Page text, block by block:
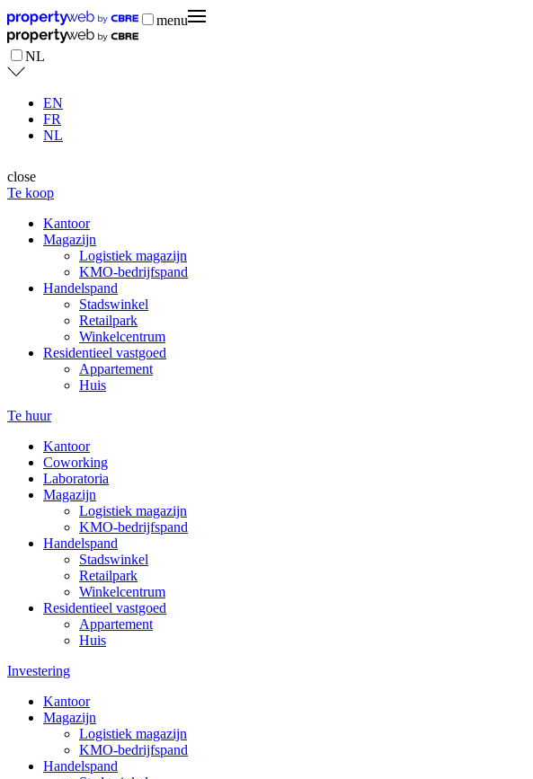
menu
NL
EN
FR
NL
close
Te koop
Kantoor
Magazijn
Logistiek magazijn
KMO-bedrijfspand
Handelspand
Stadswinkel
Retailpark
Winkelcentrum
Residentieel vastgoed
Appartement
Huis
Te huur
Kantoor
Coworking
Laboratoria
Magazijn
Logistiek magazijn
KMO-bedrijfspand
Handelspand
Stadswinkel
Retailpark
Winkelcentrum
Residentieel vastgoed
Appartement
Huis
Investering
Kantoor
Magazijn
Logistiek magazijn
KMO-bedrijfspand
Handelspand